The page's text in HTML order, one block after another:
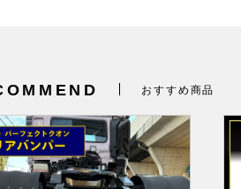
おすすめ商品